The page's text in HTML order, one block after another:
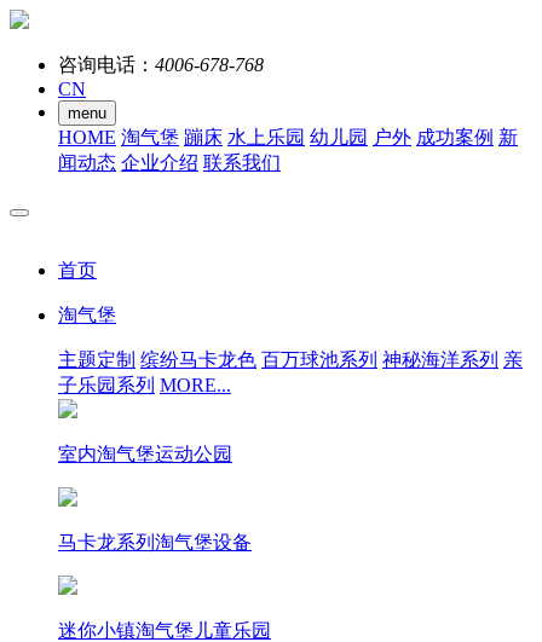
咨询电话： 4006-678-768
CN
menu
HOME 淘气堡 蹦床 水上乐园 幼儿园 户外 成功案例 新
闻动态 企业介绍 联系我们
首页
淘气堡
主题定制 缤纷马卡龙色 百万球池系列 神秘海洋系列 亲
子乐园系列 MORE...
室内淘气堡运动公园
马卡龙系列淘气堡设备
迷你小镇淘气堡儿童乐园